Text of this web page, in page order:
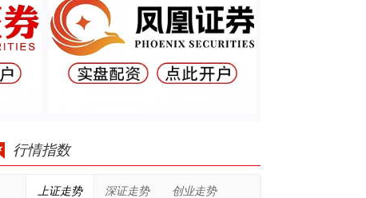
行情指数
上证走势 深证走势 创业走势